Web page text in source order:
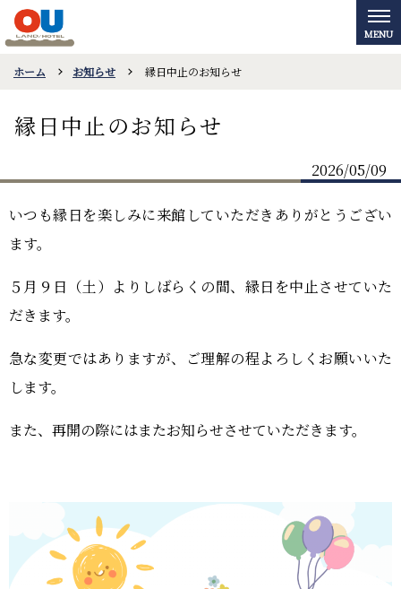
call0859-31-2666
ホーム お知らせ 縁日中止のお知らせ
縁日中止のお知らせ
2026/05/09
いつも縁日を楽しみに来館していただきありがとうござい
ます。
５月９日（土）よりしばらくの間、縁日を中止させていた
だきます。
急な変更ではありますが、ご理解の程よろしくお願いいた
します。
また、再開の際にはまたお知らせさせていただきます。